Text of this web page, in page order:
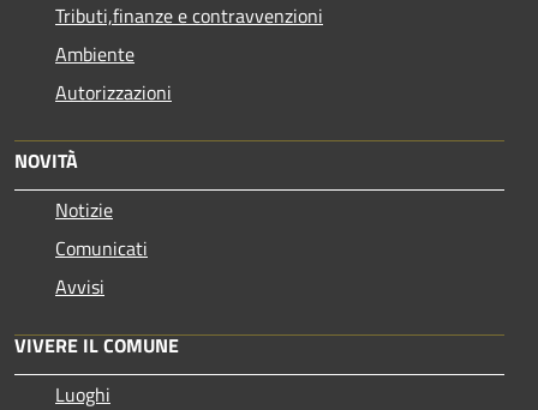
Tributi,finanze e contravvenzioni
Ambiente
Autorizzazioni
NOVITÀ
Notizie
Comunicati
Avvisi
VIVERE IL COMUNE
Luoghi